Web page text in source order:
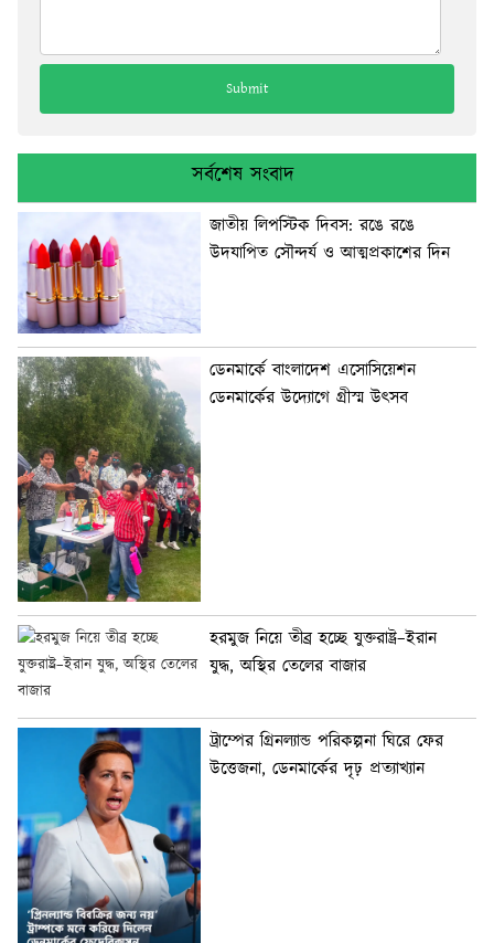
সর্বশেষ সংবাদ
জাতীয় লিপস্টিক দিবস: রঙে রঙে
উদযাপিত সৌন্দর্য ও আত্মপ্রকাশের দিন
ডেনমার্কে বাংলাদেশ এসোসিয়েশন
ডেনমার্কের উদ্যোগে গ্রীস্ম উৎসব
হরমুজ নিয়ে তীব্র হচ্ছে যুক্তরাষ্ট্র–ইরান
যুদ্ধ, অস্থির তেলের বাজার
ট্রাম্পের গ্রিনল্যান্ড পরিকল্পনা ঘিরে ফের
উত্তেজনা, ডেনমার্কের দৃঢ় প্রত্যাখ্যান